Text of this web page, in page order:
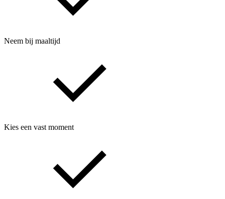
Neem bij maaltijd
Kies een vast moment